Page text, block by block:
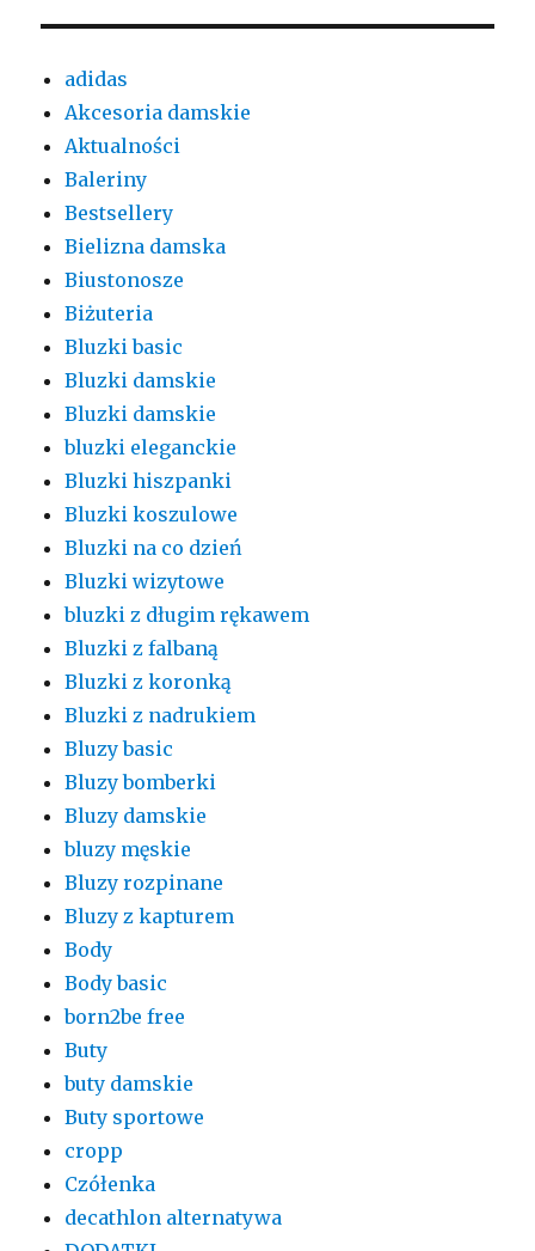
adidas
Akcesoria damskie
Aktualności
Baleriny
Bestsellery
Bielizna damska
Biustonosze
Biżuteria
Bluzki basic
Bluzki damskie
Bluzki damskie
bluzki eleganckie
Bluzki hiszpanki
Bluzki koszulowe
Bluzki na co dzień
Bluzki wizytowe
bluzki z długim rękawem
Bluzki z falbaną
Bluzki z koronką
Bluzki z nadrukiem
Bluzy basic
Bluzy bomberki
Bluzy damskie
bluzy męskie
Bluzy rozpinane
Bluzy z kapturem
Body
Body basic
born2be free
Buty
buty damskie
Buty sportowe
cropp
Czółenka
decathlon alternatywa